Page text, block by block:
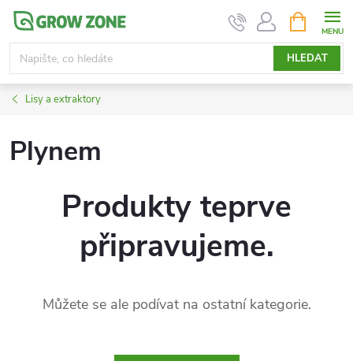
Přejít
obsah
HLEDAT
NÁKUPNÍ
KOŠÍK
Lisy a extraktory
Plynem
Produkty teprve
připravujeme.
Můžete se ale podívat na ostatní kategorie.